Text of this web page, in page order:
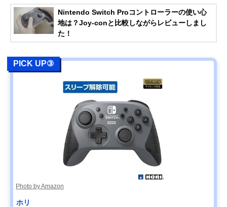
Nintendo Switch Proコントローラーの使い心
地は？Joy-conと比較しながらレビューしまし
た！
PICK UP③
Photo by Amazon
ホリ